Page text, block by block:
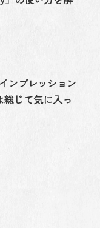
ンプレッション
総じて気に入っ